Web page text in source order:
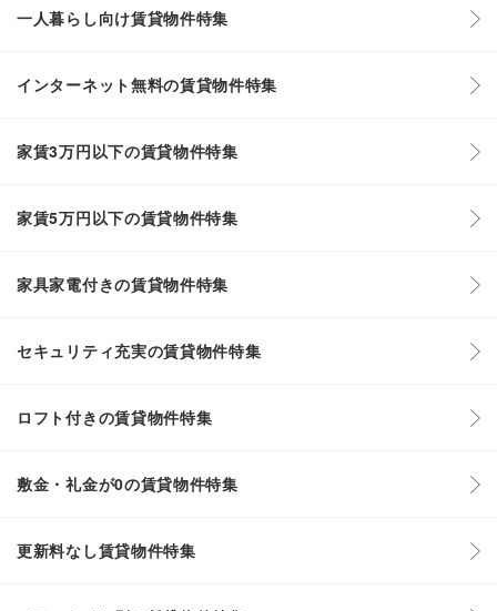
一人暮らし向け賃貸物件特集
インターネット無料の賃貸物件特集
家賃3万円以下の賃貸物件特集
家賃5万円以下の賃貸物件特集
家具家電付きの賃貸物件特集
セキュリティ充実の賃貸物件特集
ロフト付きの賃貸物件特集
敷金・礼金が0の賃貸物件特集
更新料なし賃貸物件特集